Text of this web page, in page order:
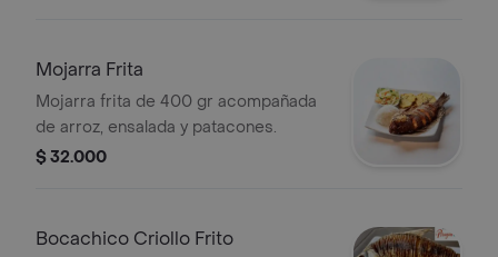
Mojarra Frita
Mojarra frita de 400 gr acompañada
de arroz, ensalada y patacones.
$ 32.000
Bocachico Criollo Frito